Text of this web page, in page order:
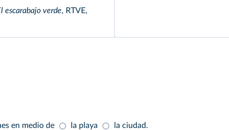
escarabajo verde, RTVE,
en medio de la playa
la ciudad.